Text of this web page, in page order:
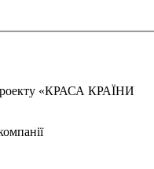
«КРАСА КРАЇНИ